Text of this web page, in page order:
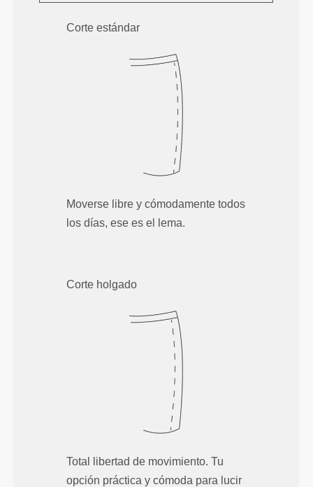
Corte estándar
Moverse libre y cómodamente todos
los días, ese es el lema.
Corte holgado
Total libertad de movimiento. Tu
opción práctica y cómoda para lucir